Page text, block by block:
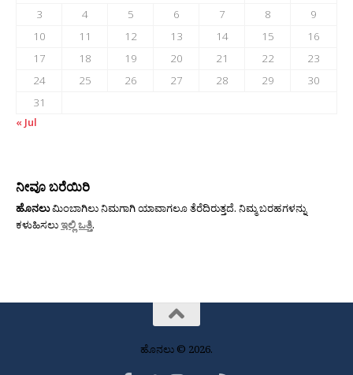
3
4 5 6 7 8
9
10
11 12 13 14 15
16
17
18 19 20 21 22
23
24
25 26 27 28 29
30
31
« Jul
ನೀವೂ ಬರೆಯಿರಿ
ಹೊನಲುಮಿಂಬಾಗಿಲು ನಿಮಗಾಗಿ ಯಾವಾಗಲೂ ತೆರೆದಿರುತ್ತದೆ. ನಿಮ್ಮ ಬರಹಗಳನ್ನು
ಕಳುಹಿಸಲುಇಲ್ಲಿ ಒತ್ತಿ.
ಹೊನಲು © 2026.